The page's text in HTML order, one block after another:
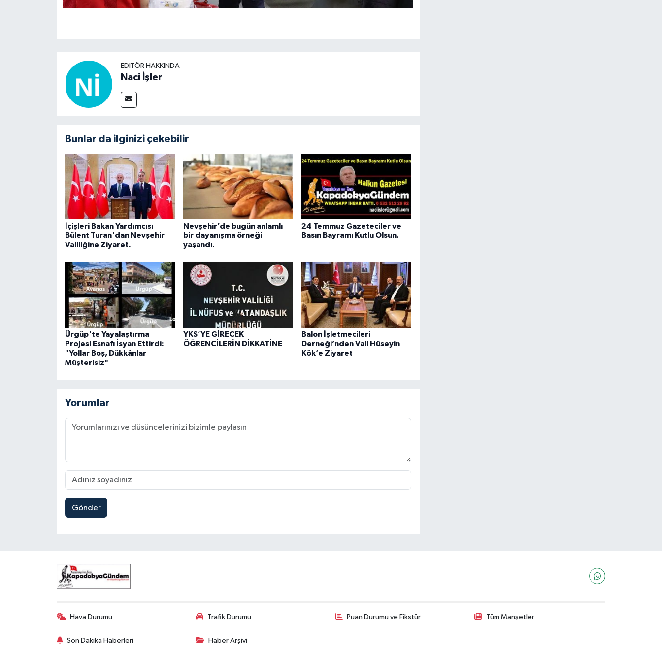
EDITÖR HAKKINDA
Naci İşler
Bunlar da ilginizi çekebilir
İçişleri Bakan Yardımcısı
Bülent Turan'dan Nevşehir
Valiliğine Ziyaret.
Nevşehir’de bugün anlamlı
bir dayanışma örneği
yaşandı.
24 Temmuz Gazeteciler ve
Basın Bayramı Kutlu Olsun.
Ürgüp'te Yayalaştırma
Projesi Esnafı İsyan Ettirdi:
"Yollar Boş, Dükkânlar
Müşterisiz"
YKS’YE GİRECEK
ÖĞRENCİLERİN DİKKATİNE
Balon İşletmecileri
Derneği’nden Vali Hüseyin
Kök’e Ziyaret
Yorumlar
Gönder
Hava Durumu Trafik Durumu Puan Durumu ve Fikstür Tüm Manşetler
Son Dakika Haberleri Haber Arşivi